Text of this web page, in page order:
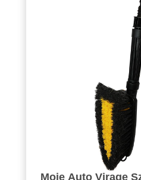
Moje Auto Virage